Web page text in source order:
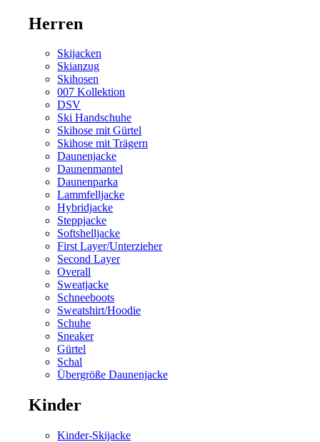
Herren
Skijacken
Skianzug
Skihosen
007 Kollektion
DSV
Ski Handschuhe
Skihose mit Gürtel
Skihose mit Trägern
Daunenjacke
Daunenmantel
Daunenparka
Lammfelljacke
Hybridjacke
Steppjacke
Softshelljacke
First Layer/Unterzieher
Second Layer
Overall
Sweatjacke
Schneeboots
Sweatshirt/Hoodie
Schuhe
Sneaker
Gürtel
Schal
Übergröße Daunenjacke
Kinder
Kinder-Skijacke